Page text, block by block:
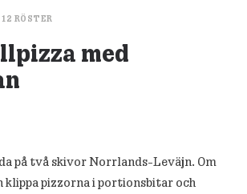
12 RÖSTER
med
på två skivor Norrlands-Leväjn. Om
klippa pizzorna i portionsbitar och